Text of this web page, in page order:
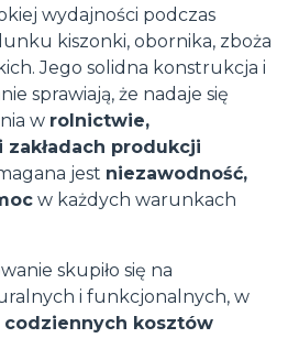
wydajności podczas
kiszonki, obornika, zboża
Jego solidna konstrukcja i
sprawiają, że nadaje się
w rolnictwie,
produkcji
jest niezawodność,
w każdych warunkach
skupiło się na
i funkcjonalnych, w
kosztów